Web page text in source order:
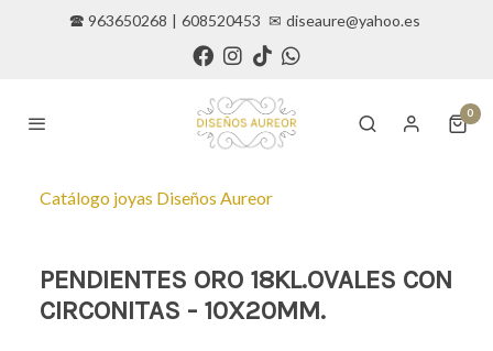
🕿 963650268 | 608520453 ✉ diseaure@yahoo.es
0
Catálogo joyas Diseños Aureor
PENDIENTES ORO 18KL.OVALES CON
CIRCONITAS - 10X20MM.